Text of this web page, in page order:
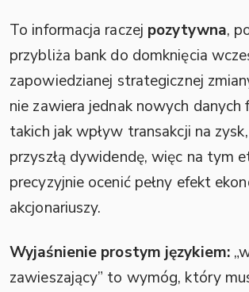
To informacja raczej pozytywna,
przybliża bank do domknięcia
zapowiedzianej strategicznej
nie zawiera jednak nowych danych
takich jak wpływ transakcji na
przyszłą dywidendę, więc na tym
precyzyjnie ocenić pełny efekt
akcjonariuszy.
Wyjaśnienie prostym językiem:
zawieszający” to wymóg, który